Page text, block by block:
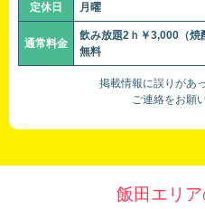
定休日 月曜
通常料金
飲み放題2ｈ￥3,000（
無料
掲載情報に誤りがあ
ご連絡をお願
飯田エリ